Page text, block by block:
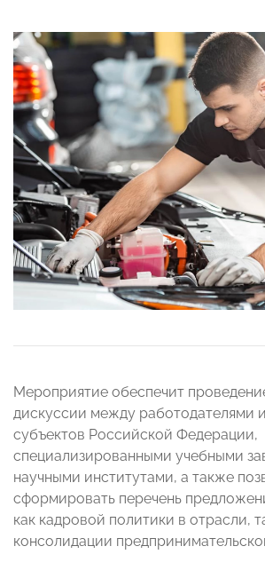
Мероприятие обеспечит
дискуссии между работодателями
субъектов Российской Федерации,
специализированными учебными
научными институтами, а также
сформировать перечень
как кадровой политики в отрасли,
консолидации